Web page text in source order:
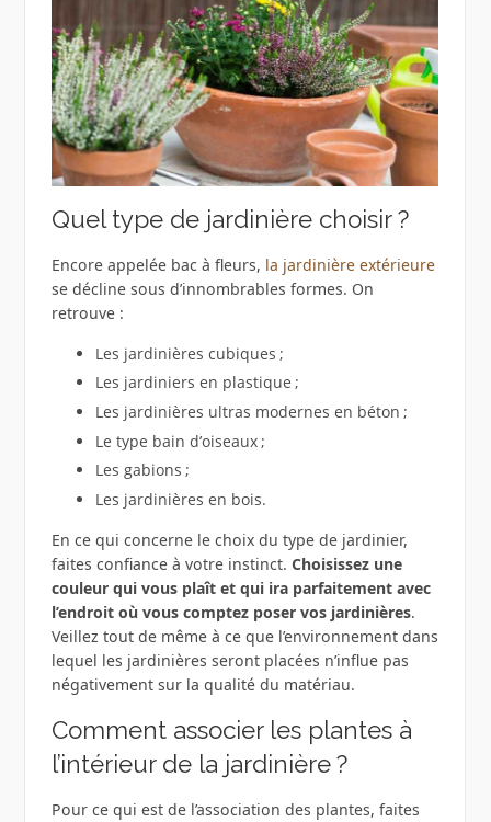
Quel type de jardinière choisir ?
Encore appelée bac à fleurs, la jardinière extérieure
se décline sous d’innombrables formes. On
retrouve :
Les jardinières cubiques ;
Les jardiniers en plastique ;
Les jardinières ultras modernes en béton ;
Le type bain d’oiseaux ;
Les gabions ;
Les jardinières en bois.
En ce qui concerne le choix du type de jardinier,
faites confiance à votre instinct. Choisissez une
couleur qui vous plaît et qui ira parfaitement avec
l’endroit où vous comptez poser vos jardinières.
Veillez tout de même à ce que l’environnement dans
lequel les jardinières seront placées n’influe pas
négativement sur la qualité du matériau.
Comment associer les plantes à
l’intérieur de la jardinière ?
Pour ce qui est de l’association des plantes, faites